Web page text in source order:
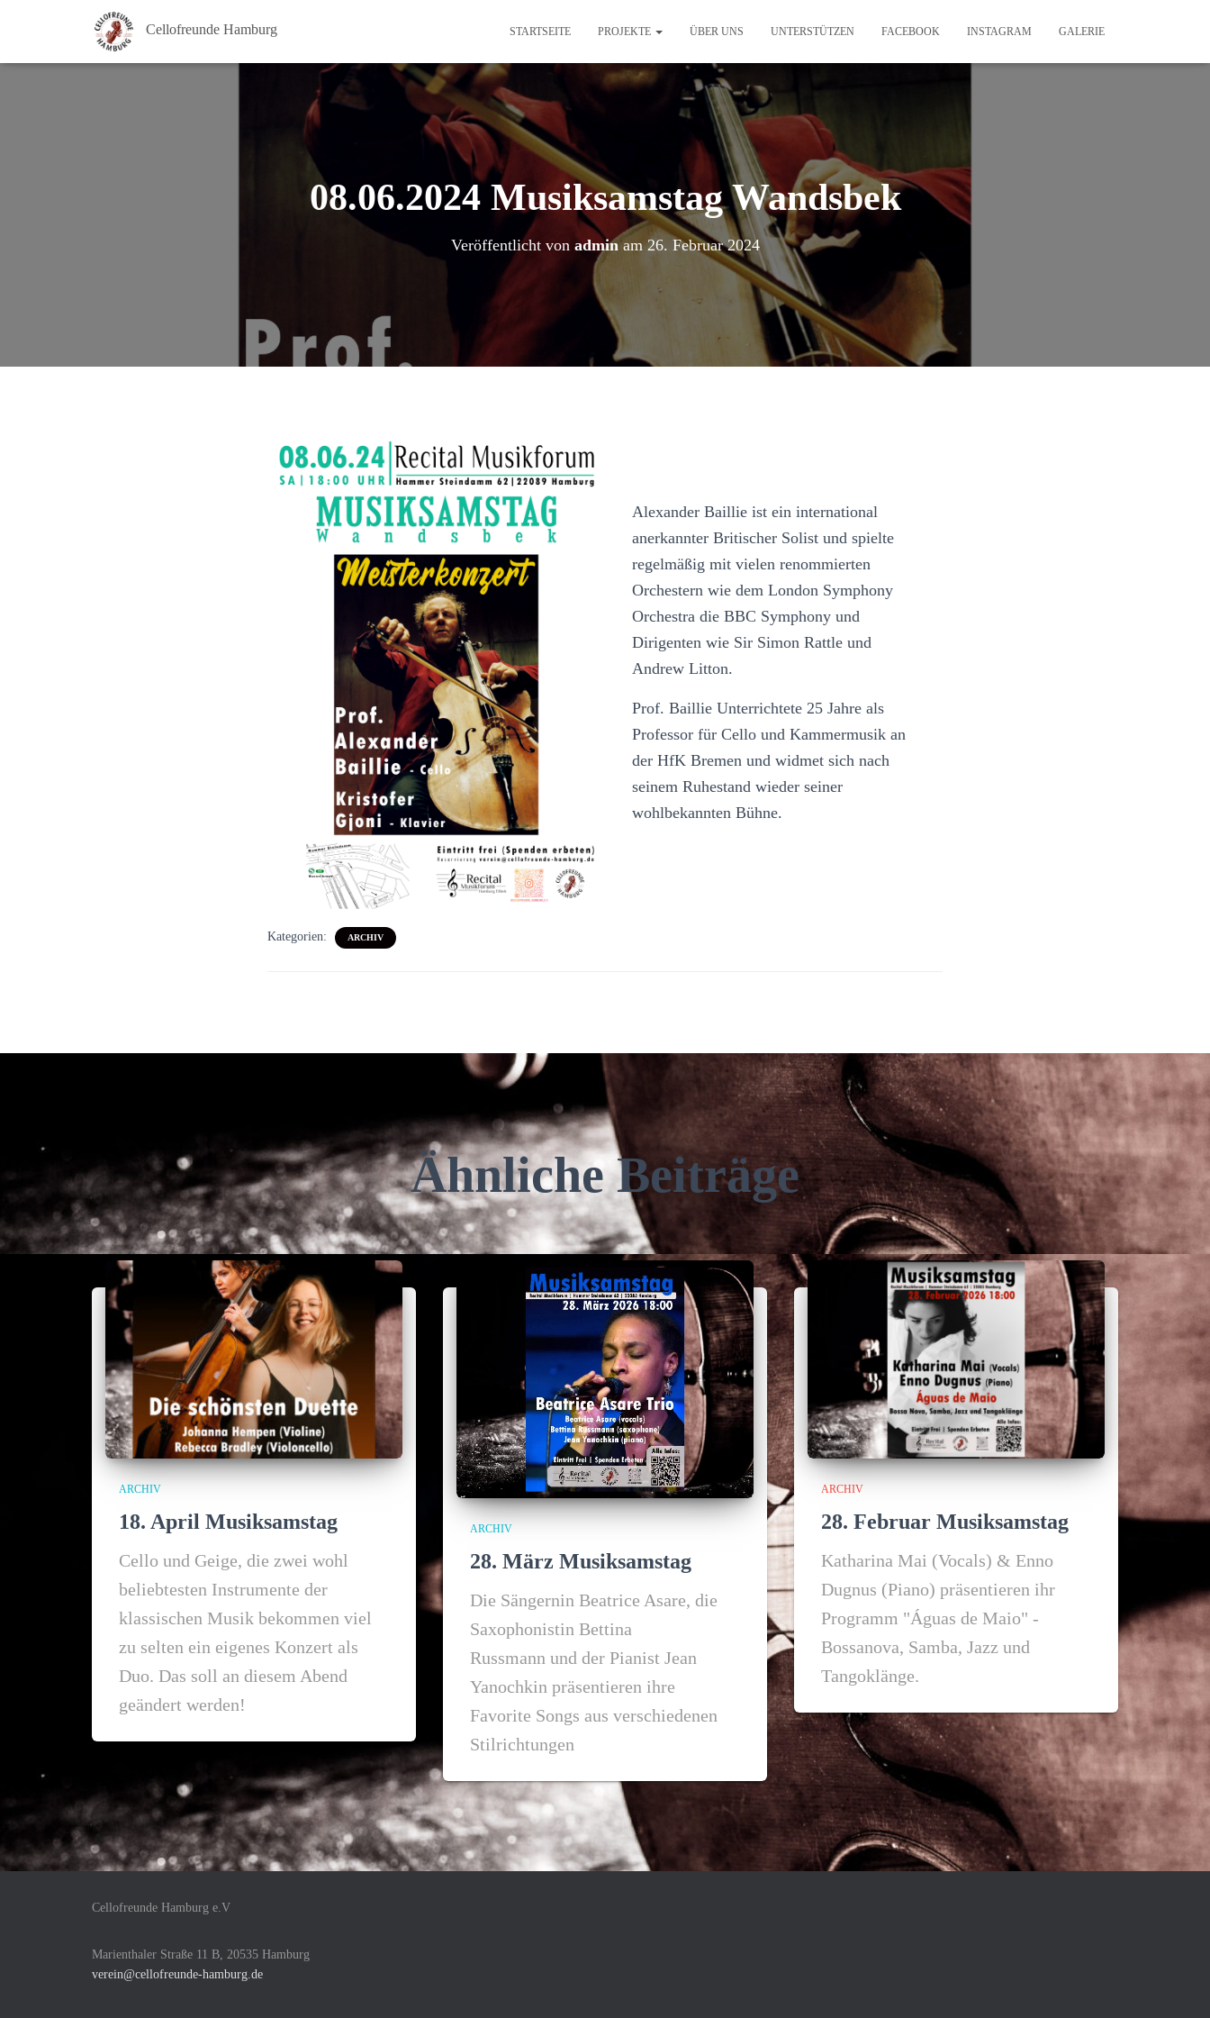
Cellofreunde Hamburg STARTSEITE PROJEKTE ÜBER UNS UNTERSTÜTZEN FACEBOOK INSTAGRAM GALERIE
08.06.2024 Musiksamstag Wandsbek
Veröffentlicht von adminam26. Februar 2024
Alexander Baillie ist ein international
anerkannter Britischer Solist und spielte
regelmäßig mit vielen renommierten
Orchestern wie dem London Symphony
Orchestra die BBC Symphony und
Dirigenten wie Sir Simon Rattle und
Andrew Litton.
Prof. Baillie Unterrichtete 25 Jahre als
Professor für Cello und Kammermusik an
der HfK Bremen und widmet sich nach
seinem Ruhestand wieder seiner
wohlbekannten Bühne.
Kategorien: ARCHIV
Ähnliche Beiträge
ARCHIV
18. April Musiksamstag
Cello und Geige, die zwei wohl
beliebtesten Instrumente der
klassischen Musik bekommen viel
zu selten ein eigenes Konzert als
Duo. Das soll an diesem Abend
geändert werden!
ARCHIV
28. März Musiksamstag
Die Sängernin Beatrice Asare, die
Saxophonistin Bettina
Russmann und der Pianist Jean
Yanochkin präsentieren ihre
Favorite Songs aus verschiedenen
Stilrichtungen
ARCHIV
28. Februar Musiksamstag
Katharina Mai (Vocals) & Enno
Dugnus (Piano) präsentieren ihr
Programm "Águas de Maio" -
Bossanova, Samba, Jazz und
Tangoklänge.
Cellofreunde Hamburg e.V
Marienthaler Straße 11 B, 20535 Hamburg
verein@cellofreunde-hamburg.de